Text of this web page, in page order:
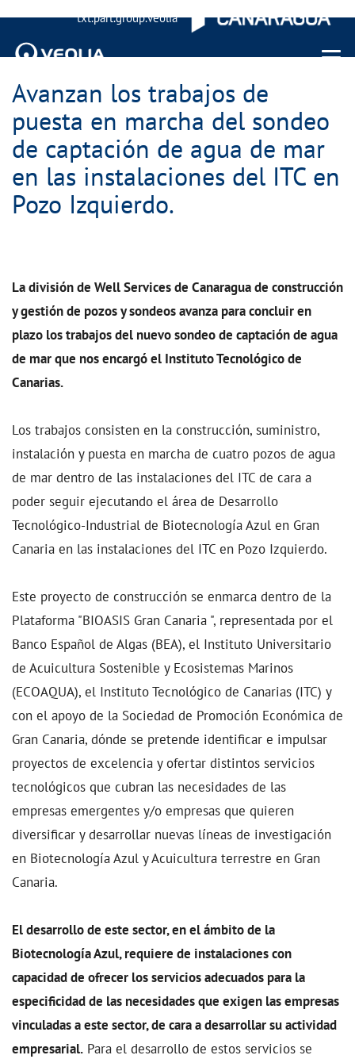
txt.part.group.veolia
Menu
Avanzan los trabajos de
puesta en marcha del sondeo
de captación de agua de mar
en las instalaciones del ITC en
Pozo Izquierdo.
La división de Well Services de Canaragua de construcción
y gestión de pozos y sondeos avanza para concluir en
plazo los trabajos del nuevo sondeo de captación de agua
de mar que nos encargó el Instituto Tecnológico de
Canarias.
Los trabajos consisten en la construcción, suministro,
instalación y puesta en marcha de cuatro pozos de agua
de mar dentro de las instalaciones del ITC de cara a
poder seguir ejecutando el área de Desarrollo
Tecnológico-Industrial de Biotecnología Azul en Gran
Canaria en las instalaciones del ITC en Pozo Izquierdo.
Este proyecto de construcción se enmarca dentro de la
Plataforma "BIOASIS Gran Canaria ", representada por el
Banco Español de Algas (BEA), el Instituto Universitario
de Acuicultura Sostenible y Ecosistemas Marinos
(ECOAQUA), el Instituto Tecnológico de Canarias (ITC) y
con el apoyo de la Sociedad de Promoción Económica de
Gran Canaria, dónde se pretende identificar e impulsar
proyectos de excelencia y ofertar distintos servicios
tecnológicos que cubran las necesidades de las
empresas emergentes y/o empresas que quieren
diversificar y desarrollar nuevas líneas de investigación
en Biotecnología Azul y Acuicultura terrestre en Gran
Canaria.
El desarrollo de este sector, en el ámbito de la
Biotecnología Azul, requiere de instalaciones con
capacidad de ofrecer los servicios adecuados para la
especificidad de las necesidades que exigen las empresas
vinculadas a este sector, de cara a desarrollar su actividad
empresarial. Para el desarrollo de estos servicios se